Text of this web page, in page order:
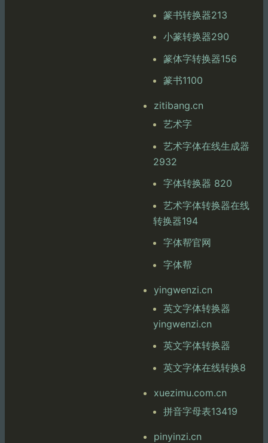
篆书转换器213
小篆转换器290
篆体字转换器156
篆书1100
zitibang.cn
艺术字
艺术字体在线生成器
2932
字体转换器 820
艺术字体转换器在线
转换器194
字体帮官网
字体帮
yingwenzi.cn
英文字体转换器
yingwenzi.cn
英文字体转换器
英文字体在线转换8
xuezimu.com.cn
拼音字母表13419
pinyinzi.cn